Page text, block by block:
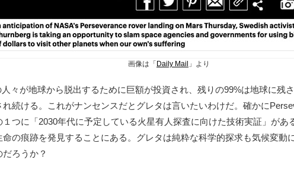
画像は「 Daily Mail 」より
々が地球から脱出するために巨額が投資され、残りの99%は地球に残
れ続ける。これがナンセンスだとグレタは言いたいわけだ。確かに
１つに「2030年代に予定している火星有人探査に向けた技術実証」があ
命の痕跡を発見することにある。グレタは純粋な科学的探求も気候変動
だろうか？